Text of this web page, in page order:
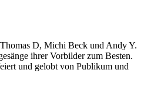
D, Michi Beck und Andy Y.
ihrer Vorbilder zum Besten.
und gelobt von Publikum und